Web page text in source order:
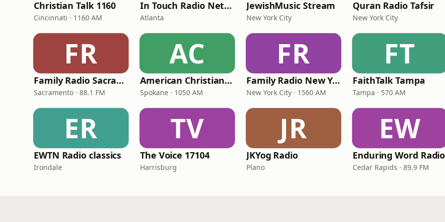
Christian Talk 1160
Cincinnati · 1160 AM
In Touch Radio Network
Atlanta
JewishMusic Stream
New York City
Quran Radio Tafsir
New York City
FR
Family Radio Sacramento (KEBR)
Sacramento · 88.1 FM
AC
American Christian Network
Spokane · 1050 AM
FR
Family Radio New York City
New York City · 1560 AM
FT
FaithTalk Tampa
Tampa · 570 AM
ER
EWTN Radio classics
Irondale
TV
The Voice 17104
Harrisburg
JR
JKYog Radio
Plano
EW
Enduring Word Radio
Cedar Rapids · 89.9 FM